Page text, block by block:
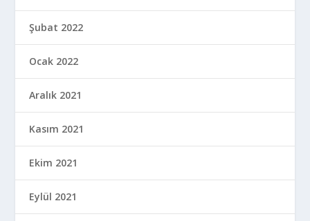
Şubat 2022
Ocak 2022
Aralık 2021
Kasım 2021
Ekim 2021
Eylül 2021